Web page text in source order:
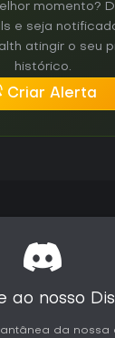
momento?
e seja
atingir o seu
histórico.
Criar Alerta
ao nosso
da nossa